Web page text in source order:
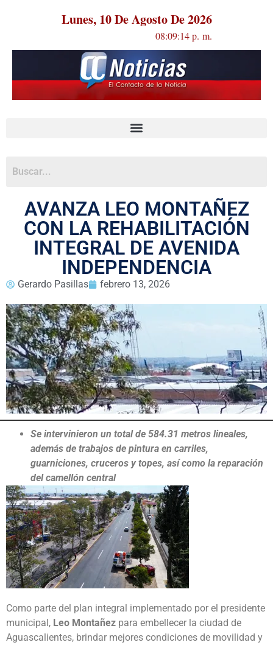
Lunes, 10 De Agosto De 2026
08:09:14 p. m.
AVANZA LEO MONTAÑEZ
CON LA REHABILITACIÓN
INTEGRAL DE AVENIDA
INDEPENDENCIA
Gerardo Pasillas febrero 13, 2026
Se intervinieron un total de 584.31 metros lineales,
además de trabajos de pintura en carriles,
guarniciones, cruceros y topes, así como la reparación
del camellón central
Como parte del plan integral implementado por el presidente
municipal, Leo Montañez para embellecer la ciudad de
Aguascalientes, brindar mejores condiciones de movilidad y